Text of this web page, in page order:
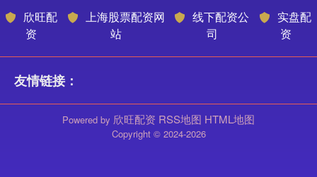
欣旺配
资
上海股票配资网
站
线下配资公
司
实盘配
资
友情链接：
Powered by 欣旺配资 RSS地图 HTML地图
Copyright © 2024-2026